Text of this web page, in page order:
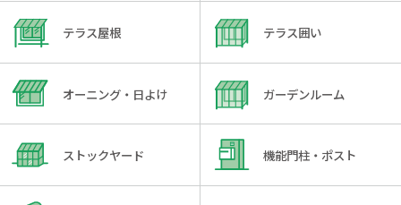
テラス屋根 テラス囲い
オーニング・日よけ ガーデンルーム
ストックヤード 機能門柱・ポスト